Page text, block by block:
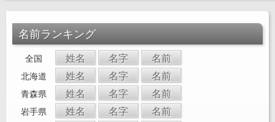
名前ランキング
全国 姓名 名字 名前
北海道 姓名 名字 名前
青森県 姓名 名字 名前
岩手県 姓名 名字 名前